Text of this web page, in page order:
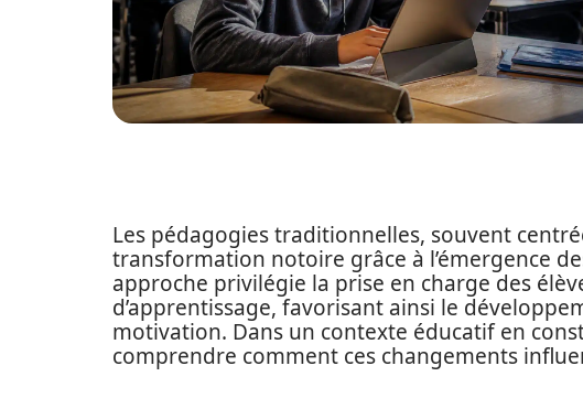
Les pédagogies traditionnelles, souvent
transformation notoire grâce à l’émergence
approche privilégie la prise en charge des
d’apprentissage, favorisant ainsi le
motivation. Dans un contexte éducatif en
comprendre comment ces changements